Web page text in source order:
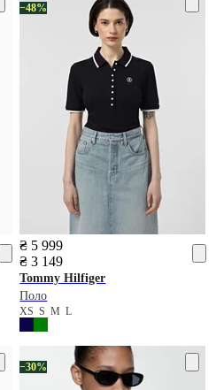
−48%
₴ 5 999
₴ 3 149
Tommy Hilfiger
Поло
XSSML
−30%